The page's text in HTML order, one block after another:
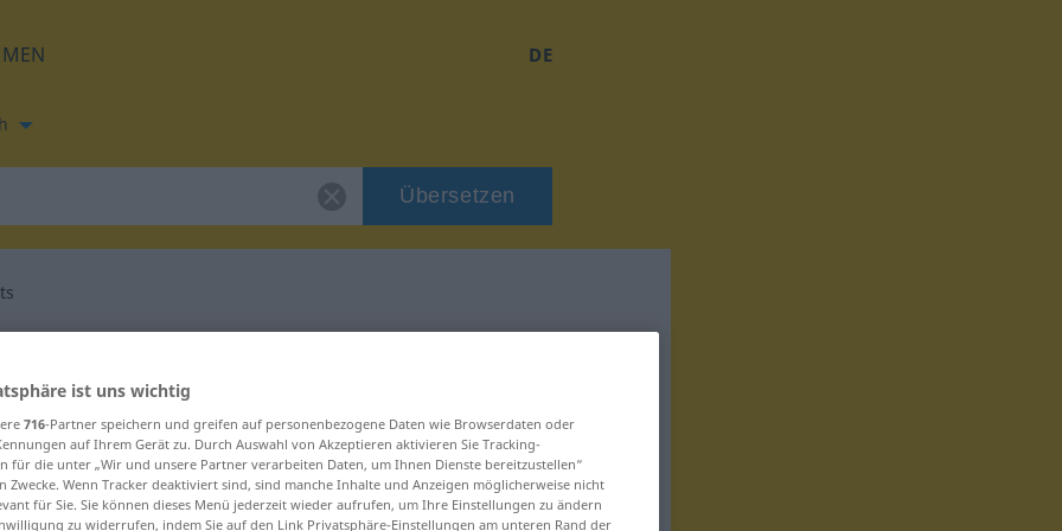
DE
Übersetzen
für "errements"
ist uns wichtig
716-Partner speichern und greifen auf personenbezogene Daten wie Browserdaten oder
auf Ihrem Gerät zu. Durch Auswahl von Akzeptieren aktivieren Sie Tracking-
für die unter „Wir und unsere Partner verarbeiten Daten, um Ihnen Dienste bereitzustellen“
Zwecke. Wenn Tracker deaktiviert sind, sind manche Inhalte und Anzeigen möglicherweise nicht
für Sie. Sie können dieses Menü jederzeit wieder aufrufen, um Ihre Einstellungen zu ändern
zu widerrufen, indem Sie auf den Link Privatsphäre-Einstellungen am unteren Rand der